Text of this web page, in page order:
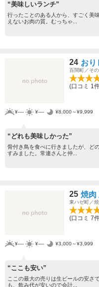
“美味しいランチ”
行ったことのある人から、すごく美
えないお肉の質。むっちゃ...
24 おり
百間町／そ
(口コミ 1
¥---- ¥---- ¥8,000～¥9,999
“どれも美味しかった”
骨付き鳥を食べに行きましたが、ど
すみました。常連さんと仲...
25 焼肉
東ハゼ町／
(口コミ 7
¥---- ¥---- ¥3,000～¥3,999
“ここも安い”
ここの最大の売りは生ビールの安さ
も、飲み代が安いので会計...